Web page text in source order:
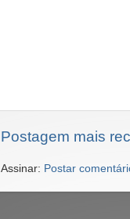
Postagem mais
Assinar: Postar